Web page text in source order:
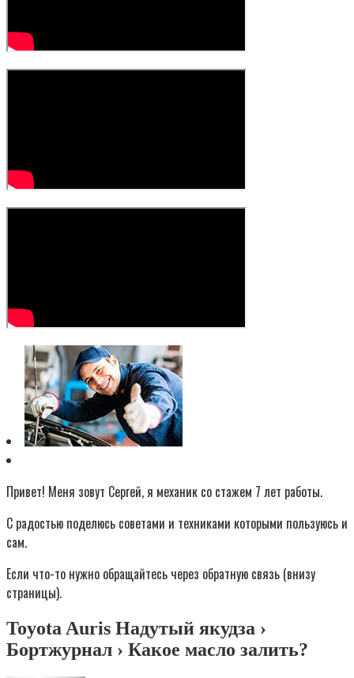
Привет! Меня зовут Сергей, я механик со стажем 7 лет работы.
С радостью поделюсь советами и техниками которыми пользуюсь и
сам.
Если что-то нужно обращайтесь через обратную связь (внизу
страницы).
Toyota Auris Надутый якудза ›
Бортжурнал › Какое масло залить?